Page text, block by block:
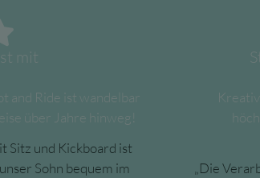
mit
and Ride ist wandelbar
über Jahre hinweg!
Sitz und Kickboard ist
Sohn bequem im
„ Die